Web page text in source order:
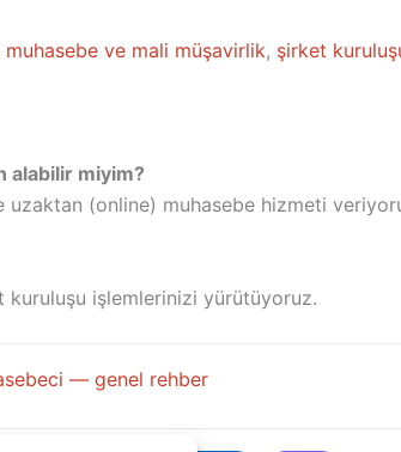
muhasebe ve mali müşavirlik, şirket
alabilir miyim?
uzaktan (online) muhasebe hizmeti
işlemlerinizi yürütüyoruz.
— genel rehber